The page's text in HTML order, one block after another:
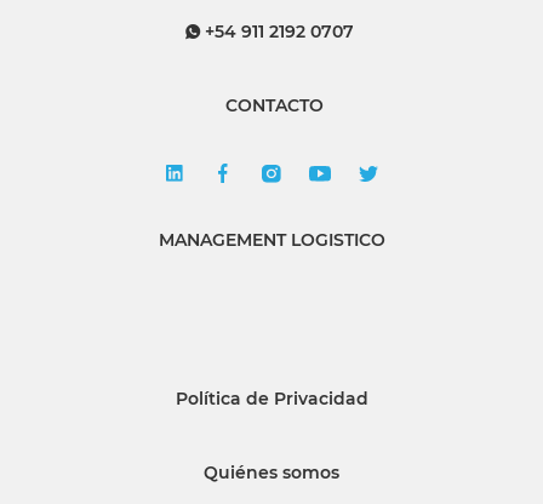
+54 911 2192 0707
CONTACTO
MANAGEMENT LOGISTICO
Política de Privacidad
Quiénes somos